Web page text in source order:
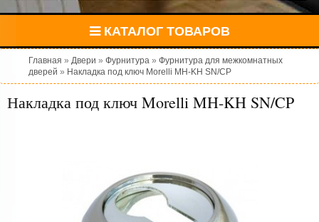
КАТАЛОГ ТОВАРОВ
Главная » Двери » Фурнитура » Фурнитура для межкомнатных
дверей » Накладка под ключ Morelli MH-KH SN/CP
Накладка под ключ Morelli MH-KH SN/CP